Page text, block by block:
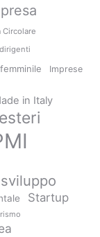
Circolare
Imprese
in Italy
Startup